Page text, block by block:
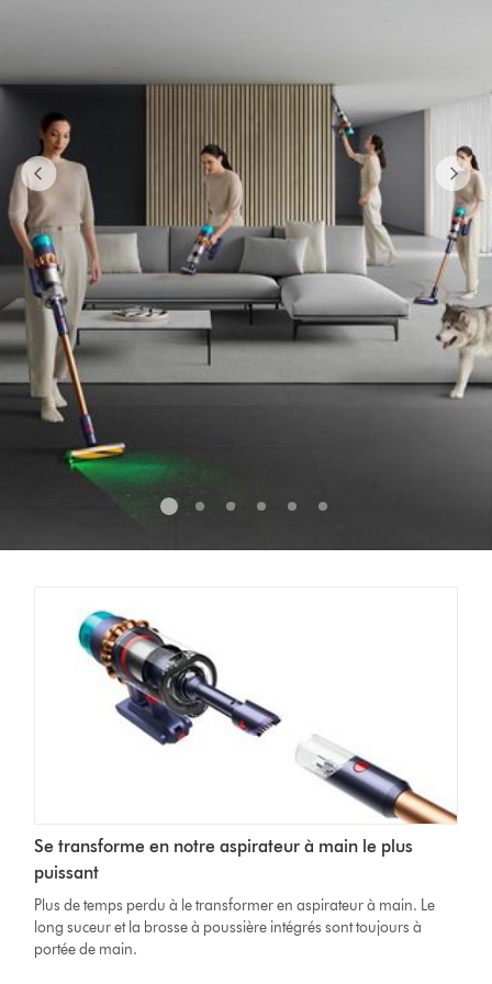
Se transforme en notre aspirateur à main le plus
puissant
Plus de temps perdu à le transformer en aspirateur à main. Le
long suceur et la brosse à poussière intégrés sont toujours à
portée de main.